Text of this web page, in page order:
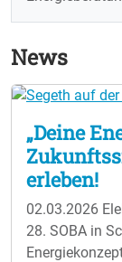
News
„Deine
erleben!
02.03.2026
28. SOBA in